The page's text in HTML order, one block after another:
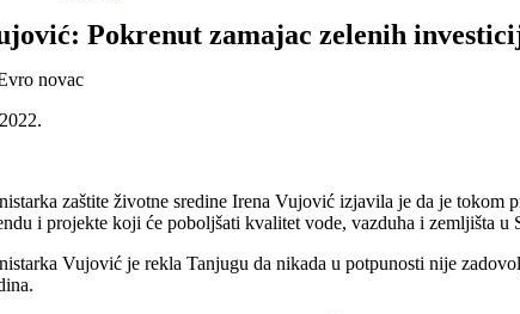
Pokrenut zamajac zelenih
zaštite životne sredine Irena Vujović izjavila je da je tokom
i projekte koji će poboljšati kvalitet vode, vazduha i zemljišta u
Vujović je rekla Tanjugu da nikada u potpunosti nije